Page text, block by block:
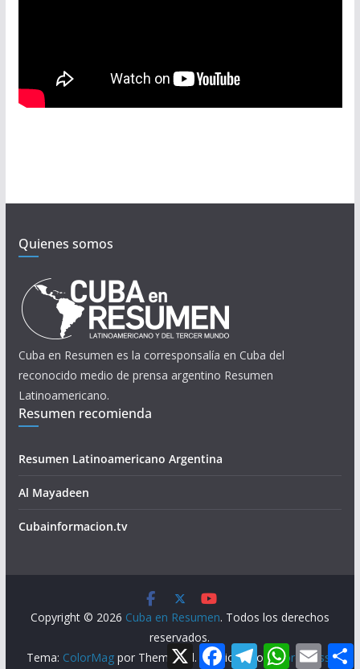
Quienes somos
Cuba en Resumen es la corresponsalía en Cuba del
reconocido medio de prensa argentino Resumen
Latinoamericano.
Resumen recomienda
Resumen Latinoamericano Argentina
Al Mayadeen
Cubainformacion.tv
Copyright © 2026 Cuba en Resumen. Todos los derechos
reservados.
Tema: ColorMag por ThemeGrill. Funciona conWordPress .
X F
a
T
e
W
h
E
m